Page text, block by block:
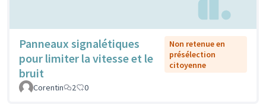
Panneaux signalétiques
pour limiter la vitesse et le
bruit
Non retenue en
présélection
citoyenne
Corentin 2 0